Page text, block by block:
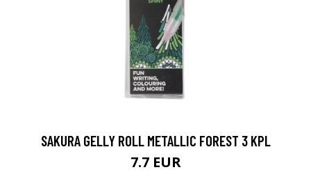
SAKURA GELLY ROLL METALLIC FOREST 3 KPL
7.7 EUR